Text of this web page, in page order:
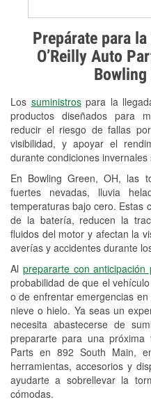
Prepárate para
O’Reilly Auto
Bowling
Los suministrospara la
productos diseñados para
reducir el riesgo de fallas
visibilidad, y apoyar el
durante condiciones
En Bowling Green, OH, las
fuertes nevadas, lluvia
temperaturas bajo cero. Estas
de la batería, reducen la
fluidos del motor y afectan la
averías y accidentes durante
Al prepararte con
probabilidad de que el
o de enfrentar emergencias
nieve o hielo. Ya seas un
necesita abastecerse de
prepararte para una próxima
Parts en 892 South Main,
herramientas, accesorios y
ayudarte a sobrellevar la
cómodas.
Prueba de
arrancadores
Revisión de
Reciclaje de
Instalación de
Instalación de
Programa de
Herramientas
Rectificación
freno
Mangueras
Snowstorm
Tornado
Conoce más